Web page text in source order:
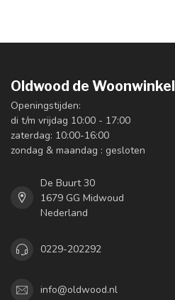
Oldwood de Woonwinkel
Openingstijden:
di t/m vrijdag 10:00 - 17:00
zaterdag: 10:00-16:00
zondag & maandag : gesloten
De Buurt 30
1679 GG Midwoud
Nederland
0229-202292
info@oldwood.nl